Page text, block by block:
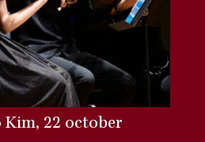
Kim, 22 october